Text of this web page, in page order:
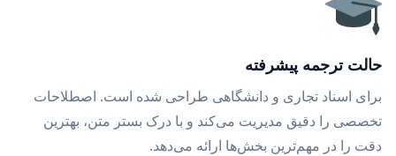
حالت ترجمه پیشرفته
برای اسناد تجاری و دانشگاهی طراحی شده است. اصطلاحات
تخصصی را دقیق مدیریت می‌کند و با درک بستر متن، بهترین
دقت را در مهم‌ترین بخش‌ها ارائه می‌دهد.